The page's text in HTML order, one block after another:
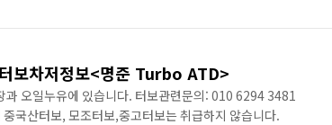
보차저정보<명준 Turbo ATD>
과 오일누유에 있습니다. 터보관련문의: 010 6294 3481
국산터보, 모조터보,중고터보는 취급하지 않습니다.